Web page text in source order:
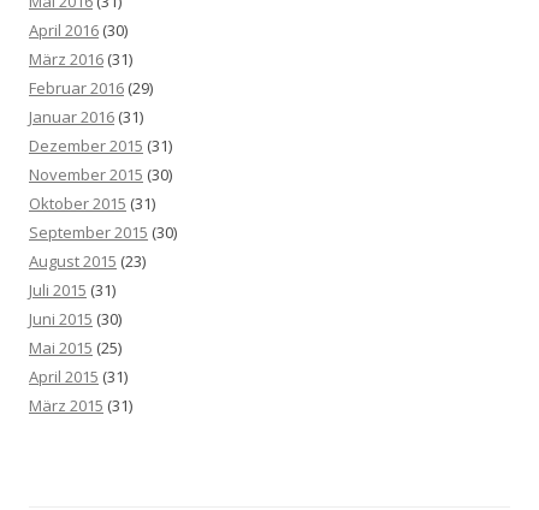
April 2016 (30)
März 2016 (31)
Februar 2016 (29)
Januar 2016 (31)
Dezember 2015 (31)
November 2015 (30)
Oktober 2015 (31)
September 2015 (30)
August 2015 (23)
Juli 2015 (31)
Juni 2015 (30)
Mai 2015 (25)
April 2015 (31)
März 2015 (31)